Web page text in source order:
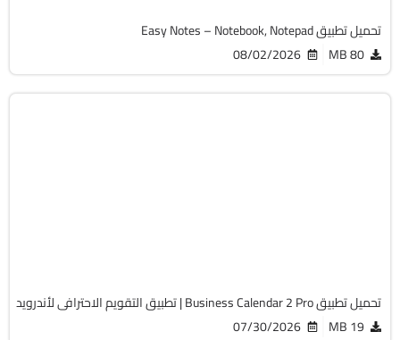
تحميل تطبيق Easy Notes – Notebook, Notepad
80 MB
08/02/2026
تحميل تطبيق Business Calendar 2 Pro | تطبيق التقويم الاحترافى لأندرويد
19 MB
07/30/2026